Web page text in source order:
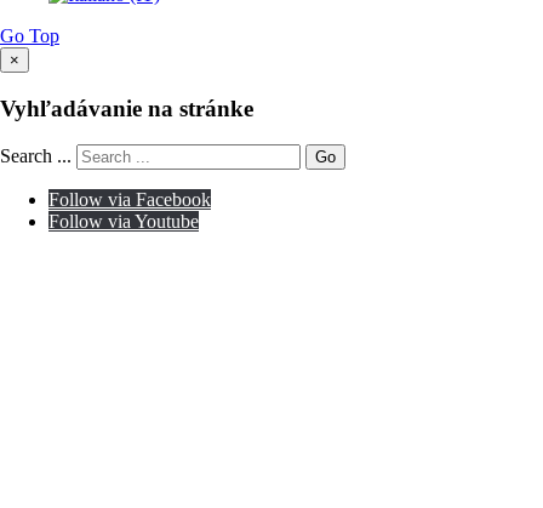
Go Top
×
Vyhľadávanie na stránke
Search ... Go
Follow via Facebook
Follow via Youtube